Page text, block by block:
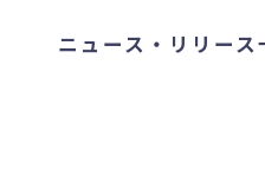
ニュース・リリース